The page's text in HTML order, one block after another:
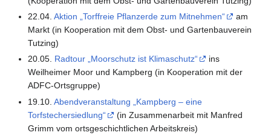
22.04.Aktion „Torffreie Pflanzerde zum Mitnehmen“
am
Markt (in Kooperation mit dem Obst- und Gartenbauverein
Tutzing)
20.05. Radtour „Moorschutz ist Klimaschutz“
ins
Weilheimer Moor und Kampberg (in Kooperation mit der
ADFC-Ortsgruppe)
19.10.Abendveranstaltung „Kampberg – eine
Torfstechersiedlung“
(in Zusammenarbeit mit Manfred
Grimm vom ortsgeschichtlichen Arbeitskreis)